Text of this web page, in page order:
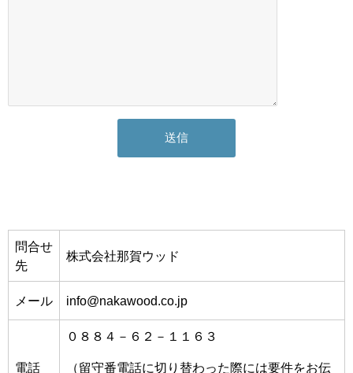
問合せ
先
株式会社那賀ウッド
メール info@nakawood.co.jp
電話
０８８４－６２－１１６３
（留守番電話に切り替わった際には要件をお伝